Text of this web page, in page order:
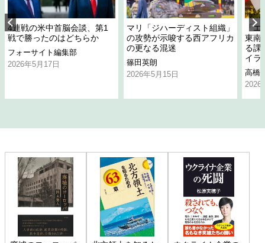
4連戦の米中首脳会談、第1
戦で勝ったのはどちらか
フォーサイト編集部
2026年5月17日
マリ「ジハーディスト組織」
の攻勢が示唆する西アフリカ
の更なる混迷
篠田英朗
2026年5月15日
「
東南
る課
イラ
高橋
2026